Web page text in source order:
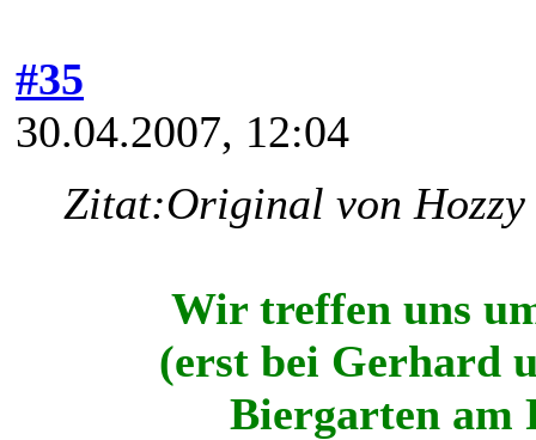
#35
30.04.2007, 12:04
Zitat:Original von Hozzy
Wir treffen uns
(erst bei Gerhard
Biergarten am